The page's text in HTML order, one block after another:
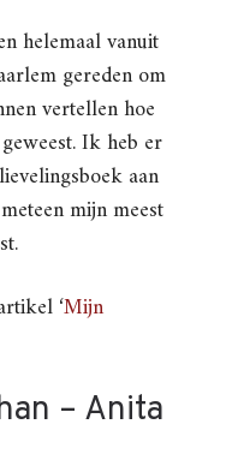
helemaal vanuit
gereden om
vertellen hoe
Ik heb er
aan
mijn meest
‘Mijn
– Anita